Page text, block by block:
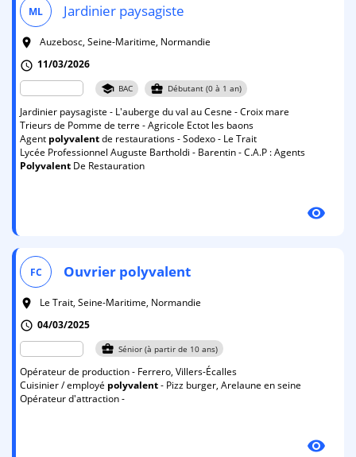
ML Jardinier paysagiste
room
Auzebosc, Seine-Maritime, Normandie
schedule 11/03/2026
school BAC business_center Débutant (0 à 1 an)
Jardinier paysagiste - L'auberge du val au Cesne - Croix mare
Trieurs de Pomme de terre - Agricole Ectot les baons
Agent polyvalentde restaurations - Sodexo - Le Trait
Lycée Professionnel Auguste Bartholdi - Barentin - C.A.P : Agents
Polyvalent De Restauration
visibility
FC Ouvrier polyvalent
room
Le Trait, Seine-Maritime, Normandie
schedule 04/03/2025
business_center Sénior (à partir de 10 ans)
Opérateur de production - Ferrero, Villers-Écalles
Cuisinier / employé polyvalent- Pizz burger, Arelaune en seine
Opérateur d'attraction -
visibility